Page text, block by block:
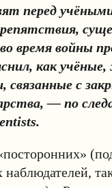
перед
время войны
как
с
— по